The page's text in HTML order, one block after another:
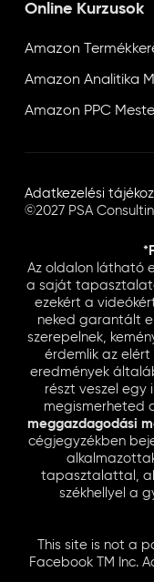
Online Kurzusok
Amazon
Amazon Analitika
Amazon PPC
Adatkezelési
©2027 PSA
Az oldalon látható
a saját
ezekért a
neked garantált
szerepelnek,
érdemlik az elért
eredmények
részt veszel egy
megismerheted
meggazdagodási
cégjegyzékben
tapasztalattal,
székhellyel a
This site is not a
Facebook TM Inc.